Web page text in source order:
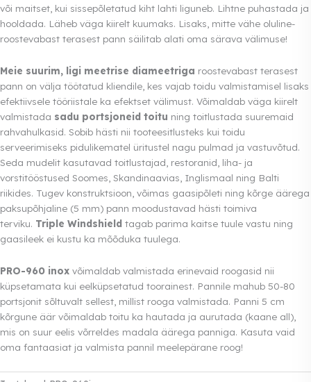
või maitset, kui sissepõletatud kiht lahti liguneb. Lihtne puhastada ja
hooldada. Läheb väga kiirelt kuumaks. Lisaks, mitte vähe oluline-
roostevabast terasest pann säilitab alati oma särava välimuse!
Meie suurim, ligi meetrise diameetriga roostevabast terasest
pann on välja töötatud kliendile, kes vajab toidu valmistamisel lisaks
efektiivsele tööriistale ka efektset välimust. Võimaldab väga kiirelt
valmistada sadu portsjoneid toitu ning toitlustada suuremaid
rahvahulkasid. Sobib hästi nii tooteesitlusteks kui toidu
serveerimiseks pidulikematel üritustel nagu pulmad ja vastuvõtud.
Seda mudelit kasutavad toitlustajad, restoranid, liha- ja
vorstitööstused Soomes, Skandinaavias, Inglismaal ning Balti
riikides. Tugev konstruktsioon, võimas gaasipõleti ning kõrge äärega
paksupõhjaline (5 mm) pann moodustavad hästi toimiva
terviku. Triple Windshield tagab parima kaitse tuule vastu ning
gaasileek ei kustu ka mõõduka tuulega.
PRO-960 inox võimaldab valmistada erinevaid roogasid nii
küpsetamata kui eelküpsetatud toorainest. Pannile mahub 50-80
portsjonit sõltuvalt sellest, millist rooga valmistada. Panni 5 cm
kõrgune äär võimaldab toitu ka hautada ja aurutada (kaane all),
mis on suur eelis võrreldes madala äärega panniga. Kasuta vaid
oma fantaasiat ja valmista pannil meelepärane roog!